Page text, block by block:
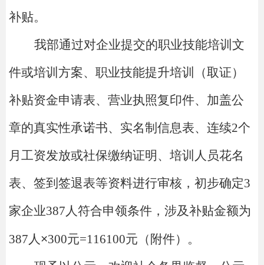
补贴。
我部通过对企业提交的职业技能培训文
件或培训方案、职业技能提升培训（取证）
补贴资金申请表、营业执照复印件、加盖公
章的真实性承诺书、实名制信息表、连续2个
月工资发放或社保缴纳证明、培训人员花名
表、签到签退表等资料进行审核，初步确定3
家企业387人符合申领条件，涉及补贴金额为
387人×300元=116100元（附件）。